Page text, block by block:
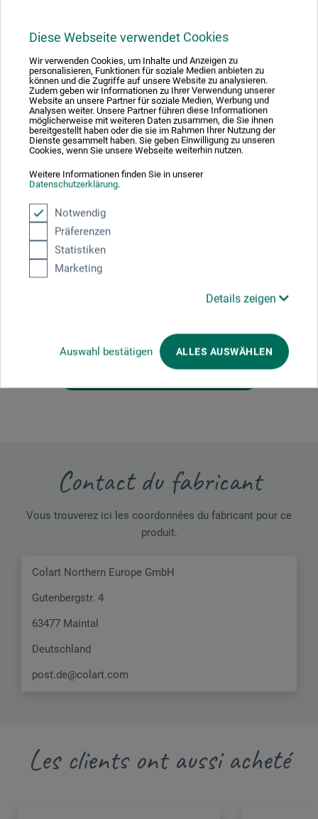
Diese Webseite verwendet Cookies
Wir verwenden Cookies, um Inhalte und Anzeigen zu
personalisieren, Funktionen für soziale Medien anbieten zu
können und die Zugriffe auf unsere Website zu analysieren.
Zudem geben wir Informationen zu Ihrer Verwendung unserer
Website an unsere Partner für soziale Medien, Werbung und
Analysen weiter. Unsere Partner führen diese Informationen
möglicherweise mit weiteren Daten zusammen, die Sie ihnen
bereitgestellt haben oder die sie im Rahmen Ihrer Nutzung der
Dienste gesammelt haben. Sie geben Einwilligung zu unseren
Cookies, wenn Sie unsere Webseite weiterhin nutzen.
Weitere Informationen finden Sie in unserer
Datenschutzerklärung.
Notwendig
Präferenzen
Statistiken
Marketing
Details zeigen
Auswahl bestätigen ALLES AUSWÄHLEN
Téléchargements
Vous trouvez ici des documents et des fichiers
importants concernant ce produit.
Fiche de données de sécurité
CH_FR_Winsor-Newton_Liquin-Fine-Detail_3022971-
3040971_2015.pdf
Évaluations des produits (0)
Soyez le premier à donner votre avis sur ce produit.
ÉVALUER LE PRODUIT MAINTENANT
Contact du fabricant
Vous trouverez ici les coordonnées du fabricant pour ce
produit.
Colart Northern Europe GmbH
Gutenbergstr. 4
63477 Maintal
Deutschland
post.de@colart.com
Les clients ont aussi acheté